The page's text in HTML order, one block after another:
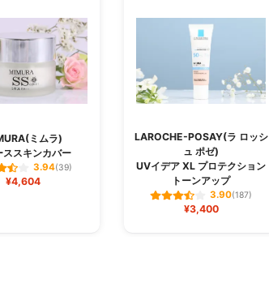
ミムラ)
ススキンカバー
3.94(39)
¥4,604
LAROCHE-POSAY(ラ ロッシ
ュ ポゼ)
UVイデア XL プロテクション
トーンアップ
3.90(187)
¥3,400